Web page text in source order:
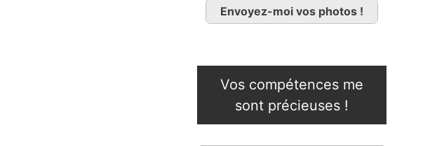
Envoyez-moi vos photos !
Vos compétences me
sont précieuses !